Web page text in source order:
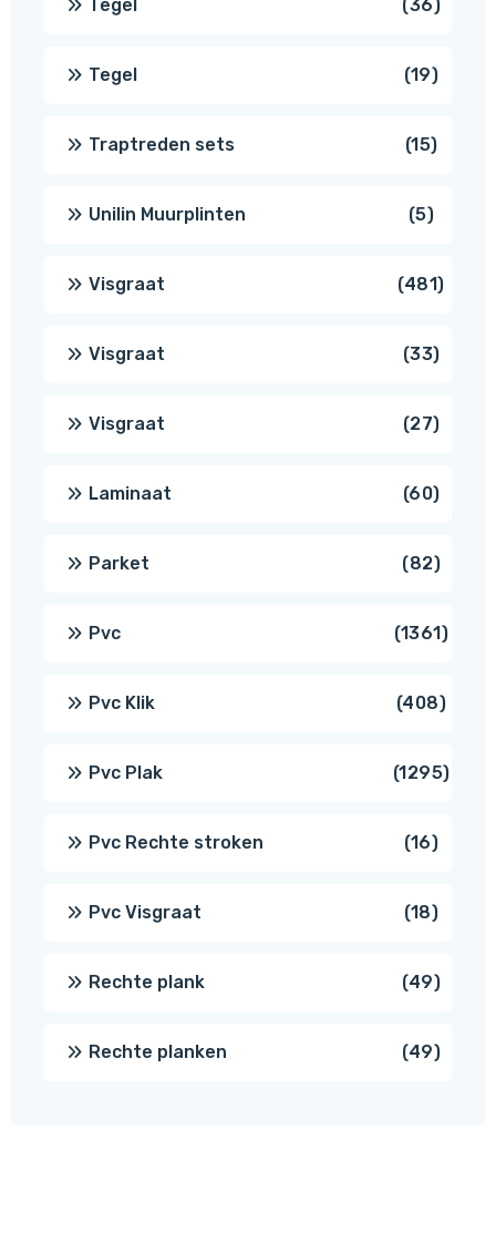
Tegel 36 36
Tegel 1919
Traptreden sets 1515
Unilin Muurplinten 55
Visgraat 481481
Visgraat 3333
Visgraat 2727
Laminaat 6060
Parket 8282
Pvc 13611361
Pvc Klik 408408
Pvc Plak 12951295
Pvc Rechte stroken 1616
Pvc Visgraat 1818
Rechte plank 4949
Rechte planken 4949